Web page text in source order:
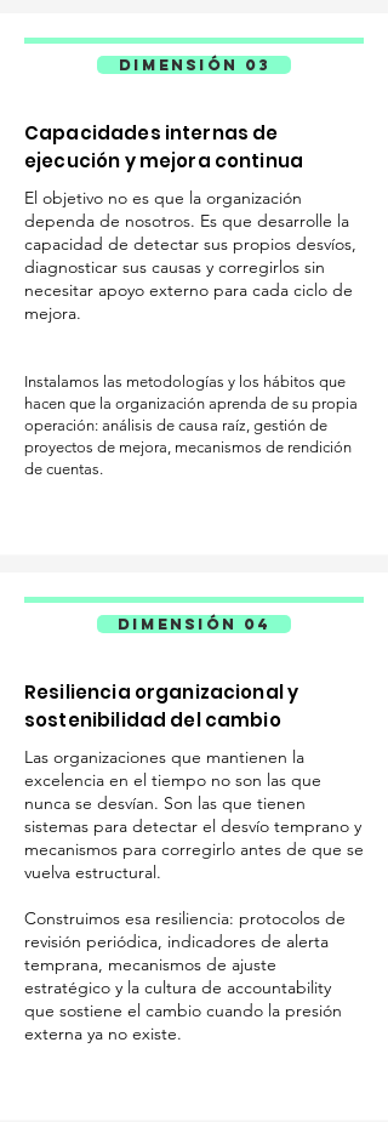
DIMENSIÓN 03
Capacidades internas de
ejecución y mejora continua
El objetivo no es que la organización
dependa de nosotros. Es que desarrolle la
capacidad de detectar sus propios desvíos,
diagnosticar sus causas y corregirlos sin
necesitar apoyo externo para cada ciclo de
mejora.
Instalamos las metodologías y los hábitos que
hacen que la organización aprenda de su propia
operación: análisis de causa raíz, gestión de
proyectos de mejora, mecanismos de rendición
de cuentas.
DIMENSIÓN 04
Resiliencia organizacional y
sostenibilidad del cambio
Las organizaciones que mantienen la
excelencia en el tiempo no son las que
nunca se desvían. Son las que tienen
sistemas para detectar el desvío temprano y
mecanismos para corregirlo antes de que se
vuelva estructural.
Construimos esa resiliencia: protocolos de
revisión periódica, indicadores de alerta
temprana, mecanismos de ajuste
estratégico y la cultura de accountability
que sostiene el cambio cuando la presión
externa ya no existe.